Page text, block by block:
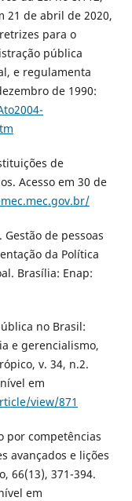
21 de abril de 2020,
para o
pública
e regulamenta
de 1990:
de
Acesso em 30 de
Gestão de pessoas
da Política
Brasília: Enap:
no Brasil:
e gerencialismo,
v. 34, n.2.
em
view/871
por competências
avançados e lições
66(13), 371-394.
em